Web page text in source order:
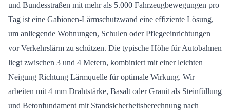
und Bundesstraßen mit mehr als 5.000 Fahrzeugbewegungen pro
Tag ist eine Gabionen-Lärmschutzwand eine effiziente Lösung,
um anliegende Wohnungen, Schulen oder Pflegeeinrichtungen
vor Verkehrslärm zu schützen. Die typische Höhe für Autobahnen
liegt zwischen 3 und 4 Metern, kombiniert mit einer leichten
Neigung Richtung Lärmquelle für optimale Wirkung. Wir
arbeiten mit 4 mm Drahtstärke, Basalt oder Granit als Steinfüllung
und Betonfundament mit Standsicherheitsberechnung nach